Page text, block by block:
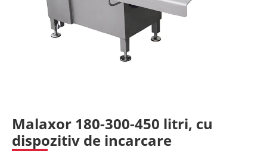
Malaxor 180-300-450 litri, cu
dispozitiv de incarcare